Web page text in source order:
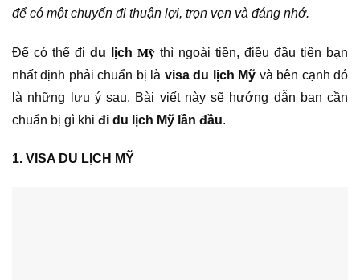
để có một chuyến đi thuận lợi, trọn vẹn và đáng nhớ.
Để có thể đi du lịch Mỹ thì ngoài tiền, điều đầu tiên bạn
nhất định phải chuẩn bị là visa du lịch Mỹ và bên cạnh đó
là những lưu ý sau. Bài viết này sẽ hướng dẫn bạn cần
chuẩn bị gì khi đi du lịch Mỹ lần đầu.
1. VISA DU LỊCH MỸ